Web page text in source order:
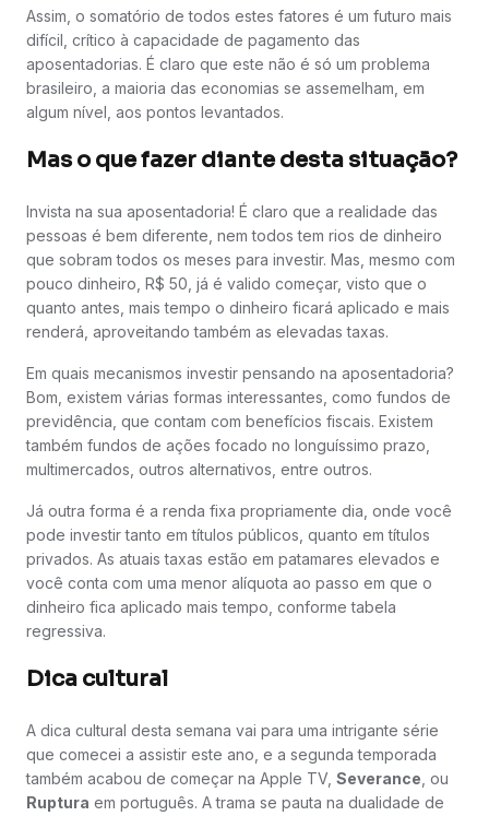
Assim, o somatório de todos estes fatores é um futuro mais
difícil, crítico à capacidade de pagamento das
aposentadorias. É claro que este não é só um problema
brasileiro, a maioria das economias se assemelham, em
algum nível, aos pontos levantados.
Mas o que fazer diante desta situação?
Invista na sua aposentadoria! É claro que a realidade das
pessoas é bem diferente, nem todos tem rios de dinheiro
que sobram todos os meses para investir. Mas, mesmo com
pouco dinheiro, R$ 50, já é valido começar, visto que o
quanto antes, mais tempo o dinheiro ficará aplicado e mais
renderá, aproveitando também as elevadas taxas.
Em quais mecanismos investir pensando na aposentadoria?
Bom, existem várias formas interessantes, como fundos de
previdência, que contam com benefícios fiscais. Existem
também fundos de ações focado no longuíssimo prazo,
multimercados, outros alternativos, entre outros.
Já outra forma é a renda fixa propriamente dia, onde você
pode investir tanto em títulos públicos, quanto em títulos
privados. As atuais taxas estão em patamares elevados e
você conta com uma menor alíquota ao passo em que o
dinheiro fica aplicado mais tempo, conforme tabela
regressiva.
Dica cultural
A dica cultural desta semana vai para uma intrigante série
que comecei a assistir este ano, e a segunda temporada
também acabou de começar na Apple TV, Severance , ou
Ruptura em português. A trama se pauta na dualidade de